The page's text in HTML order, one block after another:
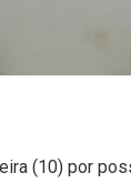
(10) por